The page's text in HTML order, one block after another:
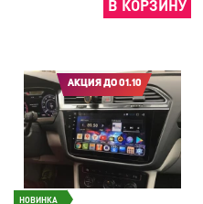
В КОРЗИНУ
АКЦИЯ ДО 01.10
НОВИНКА